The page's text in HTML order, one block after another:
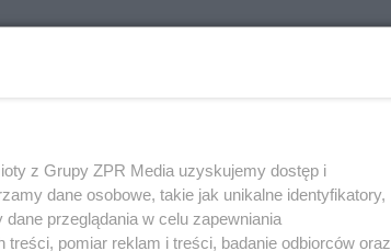
z Grupy ZPR Media uzyskujemy dostęp i
dane osobowe, takie jak unikalne identyfikatory,
przeglądania w celu zapewniania
pomiar reklam i treści, badanie odbiorców oraz